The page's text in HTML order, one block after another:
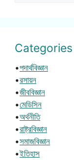
Categories
•পদার্থবিজ্ঞান
•রসায়ন
•জীববিজ্ঞান
•মেডিসিন
•অর্থনীতি
•রাষ্ট্রবিজ্ঞান
•সমাজবিজ্ঞান
•ইতিহাস